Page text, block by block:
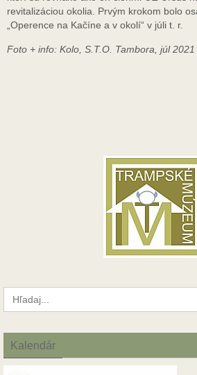
revitalizáciou okolia. Prvým krokom bolo
„Operence na Kačíne a v okolí“ v júli t. r.
Foto + info: Kolo, S.T.O. Tambora, júl 2021
Search
for:
Kalendár